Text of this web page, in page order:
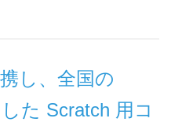
し、全国の
た Scratch 用コ